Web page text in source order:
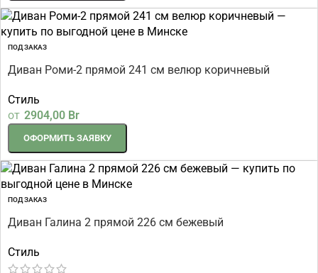
ПОД ЗАКАЗ
Диван Роми-2 прямой 241 см велюр коричневый
Стиль
от 2904,00 Br
ОФОРМИТЬ ЗАЯВКУ
ПОД ЗАКАЗ
Диван Галина 2 прямой 226 см бежевый
Стиль